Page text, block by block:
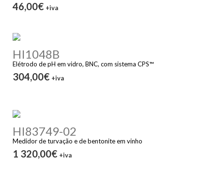
46,00€ +iva
HI1048B
Elétrodo de pH em vidro, BNC, com sistema CPS™
304,00€ +iva
HI83749-02
Medidor de turvação e de bentonite em vinho
1 320,00€ +iva